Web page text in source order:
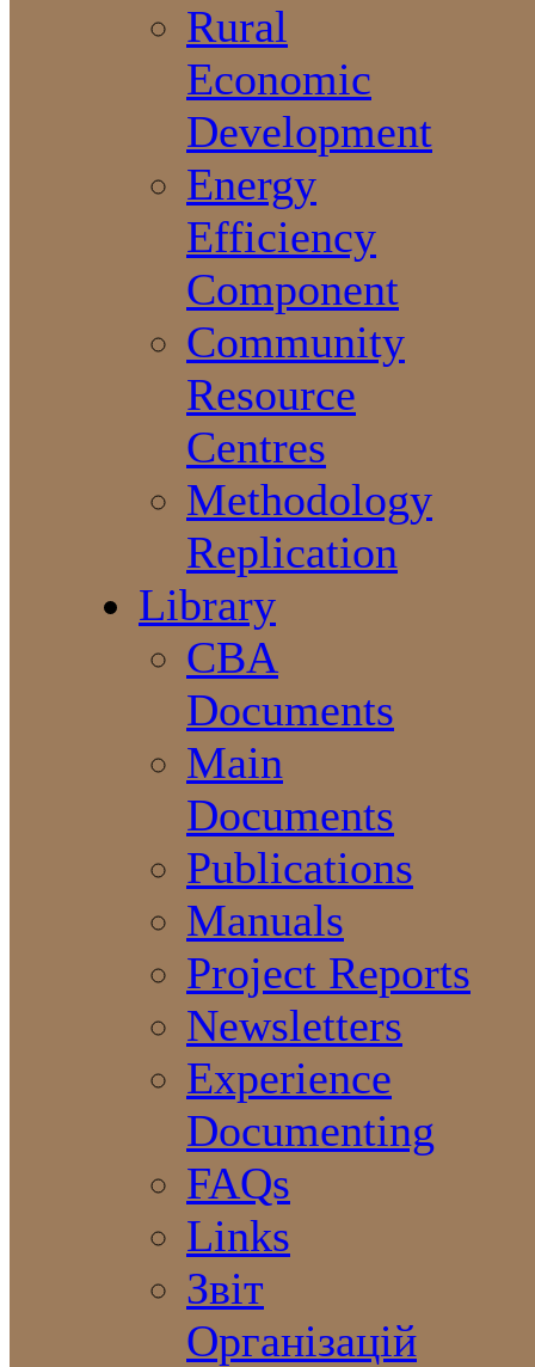
Rural
Economic
Development
Energy
Efficiency
Component
Community
Resource
Centres
Methodology
Replication
Library
CBA
Documents
Main
Documents
Publications
Manuals
Project Reports
Newsletters
Experience
Documenting
FAQs
Links
Звіт
Організацій